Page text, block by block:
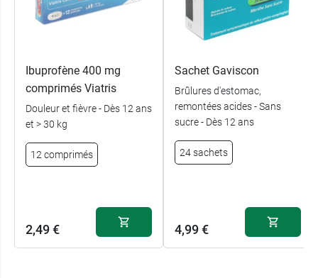
Ibuprofène 400 mg
comprimés Viatris
Douleur et fièvre - Dès 12 ans
et > 30 kg
12 comprimés
2,49 €
Sachet Gaviscon
Brûlures d'estomac,
remontées acides - Sans
sucre - Dès 12 ans
24 sachets
4,99 €